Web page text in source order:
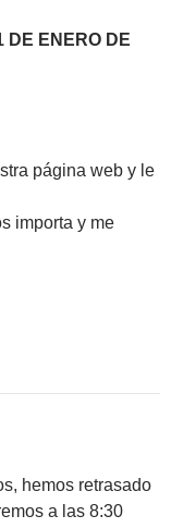
DE ENERO DE
página web y le
importa y me
hemos retrasado
a las 8:30